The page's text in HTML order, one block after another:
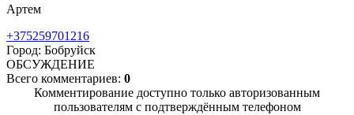
Артем
+375259701216
Город: Бобруйск
ОБСУЖДЕНИЕ
Всего комментариев: 0
Комментирование доступно только авторизованным
пользователям с подтверждённым телефоном